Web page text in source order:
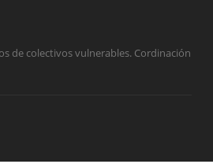
de colectivos vulnerables. Cordinación